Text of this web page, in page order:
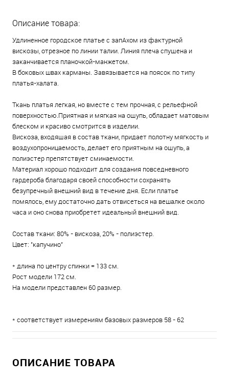
Описание товара:
Удлиненное городское платье с запАхом из фактурной
вискозы, отрезное по линии талии. Линия плеча спущена и
заканчивается планочкой-манжетом.
В боковых швах карманы. Завязывается на поясок по типу
платья-халата.
Ткань платья легкая, но вместе с тем прочная, с рельефной
поверхностью.Приятная и мягкая на ощупь, обладает матовым
блеском и красиво смотрится в изделии.
Вискоза, входящая в состав ткани, придает полотну мягкость и
воздухопроницаемость, делает его приятным на ощупь, а
полиэстер препятствует сминаемости.
Материал хорошо подходит для создания повседневного
гардероба благодаря своей способности сохранять
безупречный внешний вид в течение дня. Если платье
помялось, ему достаточно дать отвисеться на вешалке около
часа и оно снова приобретет идеальный внешний вид.
Состав ткани: 80% - вискоза, 20% - полиэстер.
Цвет: "капучино"
* длина по центру спинки = 133 см.
Рост модели 172 см.
На модели представлен 60 размер.
* соответствует измерениям базовых размеров 58 - 62
ОПИСАНИЕ ТОВАРА